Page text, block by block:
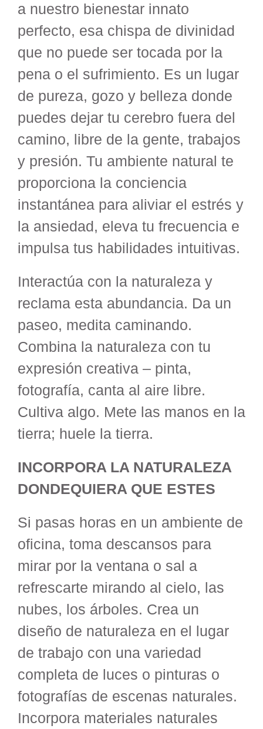
a nuestro bienestar innato
perfecto, esa chispa de divinidad
que no puede ser tocada por la
pena o el sufrimiento. Es un lugar
de pureza, gozo y belleza donde
puedes dejar tu cerebro fuera del
camino, libre de la gente, trabajos
y presión. Tu ambiente natural te
proporciona la conciencia
instantánea para aliviar el estrés y
la ansiedad, eleva tu frecuencia e
impulsa tus habilidades intuitivas.
Interactúa con la naturaleza y
reclama esta abundancia. Da un
paseo, medita caminando.
Combina la naturaleza con tu
expresión creativa – pinta,
fotografía, canta al aire libre.
Cultiva algo. Mete las manos en la
tierra; huele la tierra.
INCORPORA LA NATURALEZA
DONDEQUIERA QUE ESTES
Si pasas horas en un ambiente de
oficina, toma descansos para
mirar por la ventana o sal a
refrescarte mirando al cielo, las
nubes, los árboles. Crea un
diseño de naturaleza en el lugar
de trabajo con una variedad
completa de luces o pinturas o
fotografías de escenas naturales.
Incorpora materiales naturales